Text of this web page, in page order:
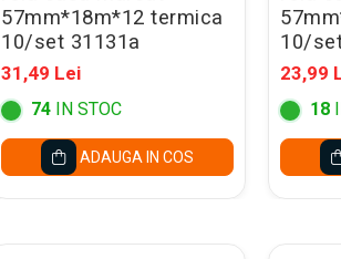
57mm*18m*12 termica
10/set 31131a
31,49 Lei
74 IN STOC
ADAUGA IN COS
10/
23,99
18